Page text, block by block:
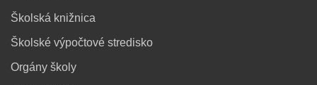
Školská knižnica
Školské výpočtové stredisko
Orgány školy